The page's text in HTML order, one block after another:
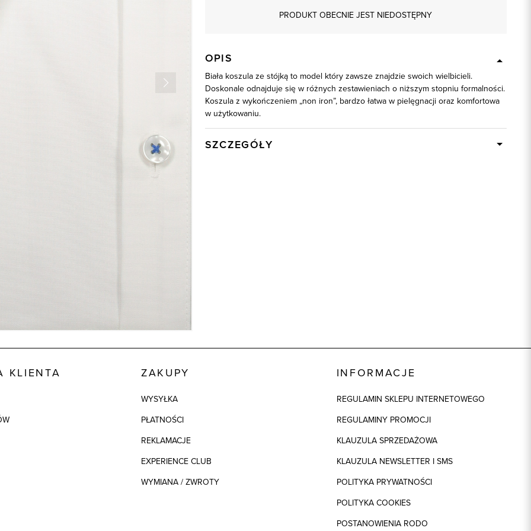
PRODUKT OBECNIE JEST NIEDOSTĘPNY
OPIS
Biała koszula ze stójką to model który zawsze znajdzie swoich wielbicieli.
Doskonale odnajduje się w różnych zestawieniach o niższym stopniu formalności.
Koszula z wykończeniem „non iron”, bardzo łatwa w pielęgnacji oraz komfortowa
w użytkowaniu.
SZCZEGÓŁY
KLIENTA ZAKUPY
WYSYŁKA
PŁATNOŚCI
REKLAMACJE
EXPERIENCE CLUB
WYMIANA / ZWROTY
INFORMACJE
REGULAMIN SKLEPU INTERNETOWEGO
REGULAMINY PROMOCJI
KLAUZULA SPRZEDAŻOWA
KLAUZULA NEWSLETTER I SMS
POLITYKA PRYWATNOŚCI
POLITYKA COOKIES
POSTANOWIENIA RODO